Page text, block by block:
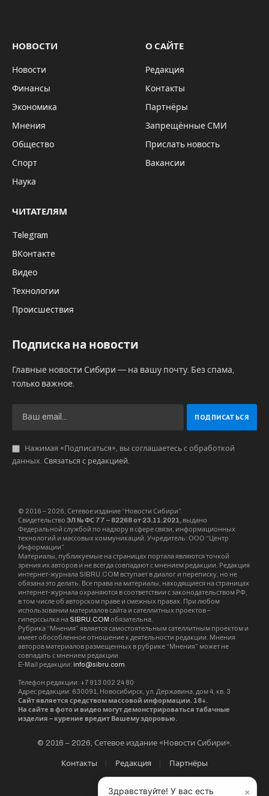
НОВОСТИ
Новости
Финансы
Экономика
Мнения
Общество
Спорт
Наука
О САЙТЕ
Редакция
Контакты
Партнёры
Запрещённые СМИ
Прислать новость
Вакансии
ЧИТАТЕЛЯМ
Telegram
ВКонтакте
Видео
Технологии
Происшествия
Подписка на новости
Главные новости Сибири — на вашу почту. Без спама,
только важное.
Нажимая «Подписаться», вы соглашаетесь с обработкой
данных. Связаться с редакцией
© 2016 – 2026, Сетевое издание “Новости Сибири”.
Свидетельство ЭЛ № ФС 77 – 82268 от 23.11.2021, выдано
Федеральной службой по надзору в сфере связи, информационных
технологий и массовых коммуникаций. Учредитель: ООО “Центр
Информации”
Материалы, публикуемые на страницах портала являются точкой
зрения их авторов и не всегда совпадают с мнением редакции. Редакция
интернет-журнала SIBRU.COM вступает в диалог и переписку, но не
обязана это делать. Все права на материалы, находящиеся на страницах
интернет-журнала охраняются в соответствии с законодательством РФ,
в том числе об авторском праве и смежных правах. При любом
использовании материалов сайта и сателлитных проектов –
гиперссылка на SIBRU.COM обязательна.
Рубрика “Мнения” является самостоятельным сателлитным проектом и
имеет обособленное отношение к деятельности редакции. Мнения
авторов материалов размещенных в рубрике “Мнения” может не
совпадать с мнением редакции.
E-Mail редакции: info@sibru.com
Телефон редакции: +7 913 002 24 80
Адрес редакции: 630091, Новосибирск, ул. Державина, дом 4, кв. 3
Сайт является средством массовой информации. 18+.
На сайте в фото и видео могут демонстрироваться табачные
изделия – курение вредит Вашему здоровью.
© 2016 – 2026, Сетевое издание «Новости Сибири».
Контакты Редакция Партнёры
×
Здравствуйте! У вас есть